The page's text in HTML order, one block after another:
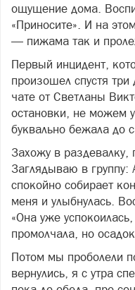
ощущение дома.
«Приносите». И на
— пижама так и
Первый инцидент,
произошел спустя
чате от Светланы
остановки, не можем
буквально бежала до
Захожу в
Заглядываю в группу:
спокойно собирает
меня и улыбнулась.
«Она уже
промолчала, но
Потом мы проболели
вернулись, я с утра